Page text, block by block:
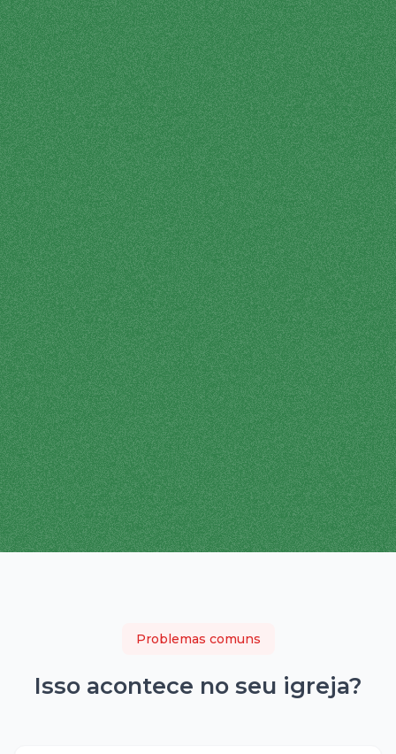
Problemas comuns
Isso acontece no seu igreja?